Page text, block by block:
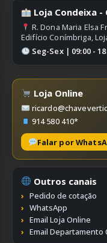
Loja Condeixa -
R. Dona Maria Elsa
Edifício Conímbriga,
Seg-Sex | 09:00 -
Loja Online
914 580 410*
Falar por
Outros canais
Pedido de cotação
WhatsApp
Email Loja Online
Email Departamento